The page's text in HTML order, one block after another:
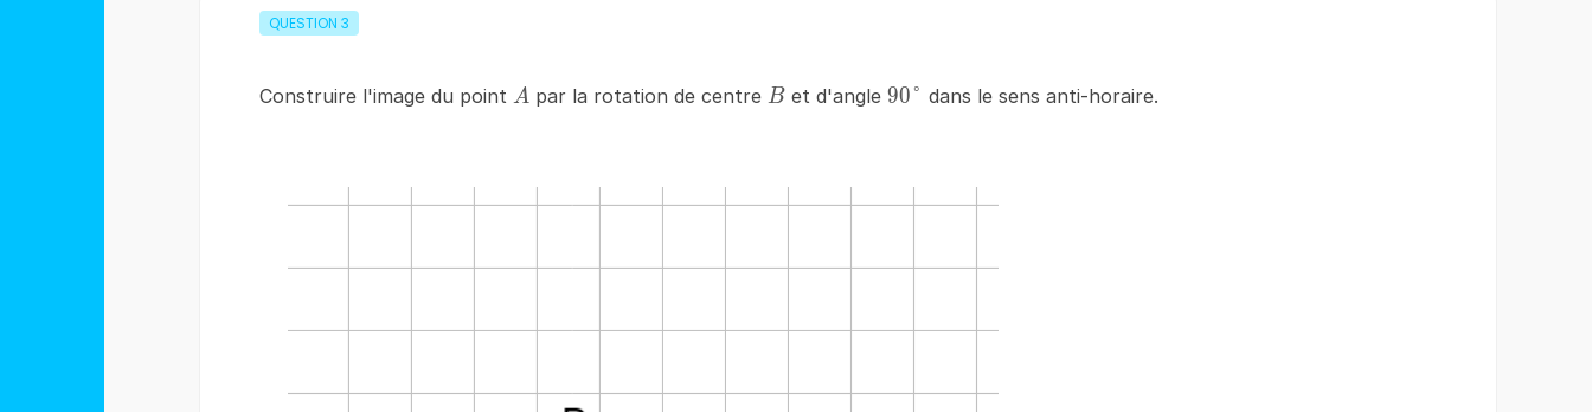
QUESTION 3
Construire l'image du point A
A par la rotation de centre B
Bet d'angle 90\degree
90° dans le sens anti-horaire.